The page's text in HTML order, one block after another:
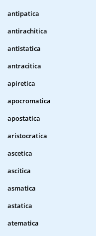
antipatica
antirachitica
antistatica
antracitica
apiretica
apocromatica
apostatica
aristocratica
ascetica
ascitica
asmatica
astatica
atematica